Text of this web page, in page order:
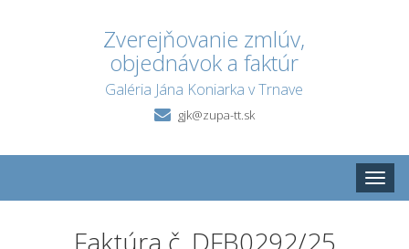
Zverejňovanie zmlúv,
objednávok a faktúr
Galéria Jána Koniarka v Trnave
gjk@zupa-tt.sk
Toggle
Faktúra č. DFB0292/25